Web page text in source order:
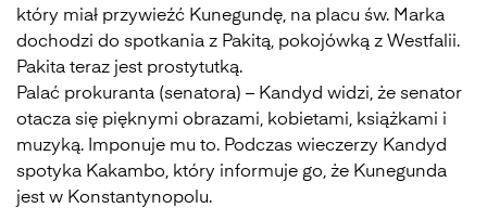
który miał przywieźć Kunegundę, na placu św. Marka
dochodzi do spotkania z Pakitą, pokojówką z Westfalii.
Pakita teraz jest prostytutką.
Palać prokuranta (senatora) – Kandyd widzi, że senator
otacza się pięknymi obrazami, kobietami, książkami i
muzyką. Imponuje mu to. Podczas wieczerzy Kandyd
spotyka Kakambo, który informuje go, że Kunegunda
jest w Konstantynopolu.